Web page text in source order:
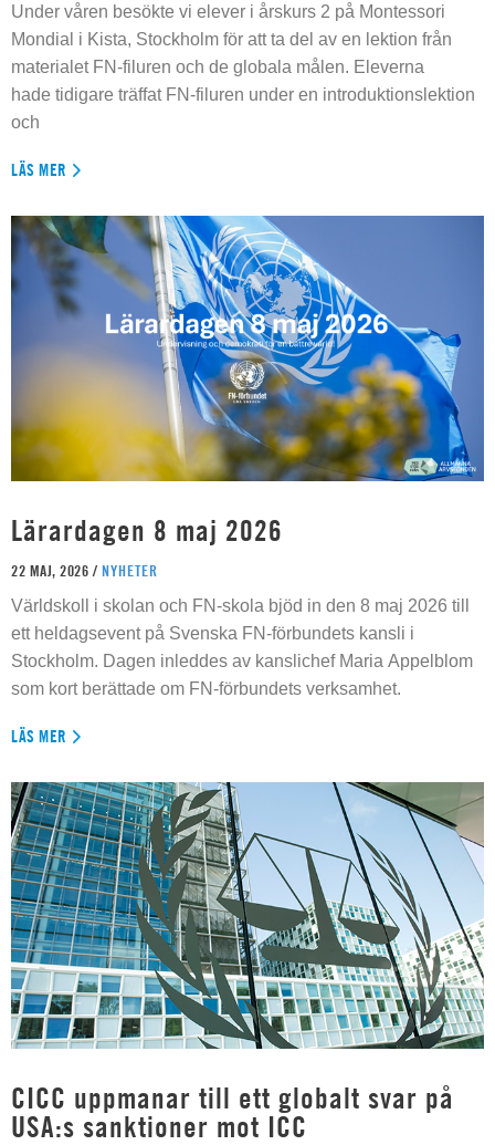
Under våren besökte vi elever i årskurs 2 på Montessori
Mondial i Kista, Stockholm för att ta del av en lektion från
materialet FN-filuren och de globala målen. Eleverna
hade tidigare träffat FN-filuren under en introduktionslektion
och
LÄS MER
Lärardagen 8 maj 2026
22 MAJ, 2026 / NYHETER
Världskoll i skolan och FN-skola bjöd in den 8 maj 2026 till
ett heldagsevent på Svenska FN-förbundets kansli i
Stockholm. Dagen inleddes av kanslichef Maria Appelblom
som kort berättade om FN-förbundets verksamhet.
LÄS MER
CICC uppmanar till ett globalt svar på
USA:s sanktioner mot ICC